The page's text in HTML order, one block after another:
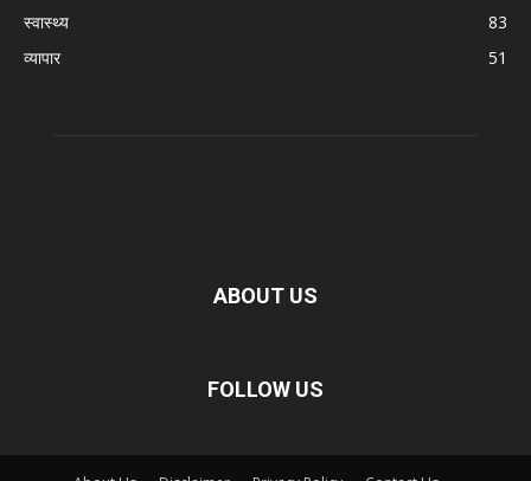
स्वास्थ्य
83
व्यापार
51
ABOUT US
FOLLOW US